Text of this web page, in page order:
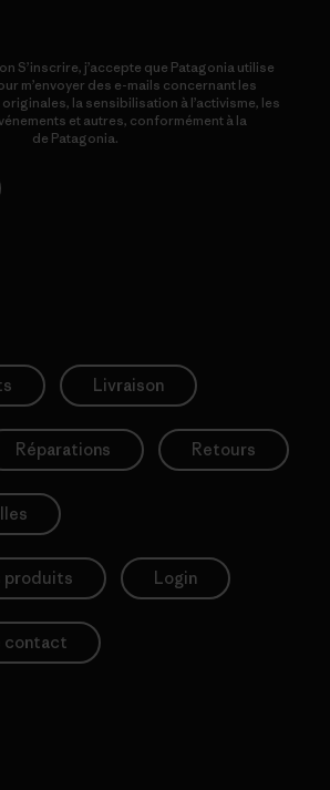
S’inscrire, j’accepte que Patagonia utilise
m’envoyer des e-mails concernant les
la sensibilisation à l’activisme, les
et autres, conformément à la
de Patagonia.
Livraison
Réparations Retours
produits Login
contact